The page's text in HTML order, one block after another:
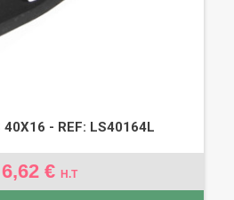
40X16 - REF: LS40164L
6,62 € H.T